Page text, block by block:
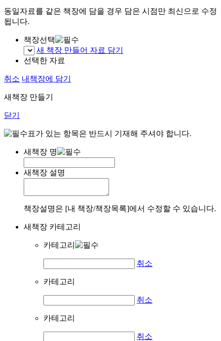
동일자료를 같은 책장에 담을 경우 담은 시점만 최신으로 수정
됩니다.
책장선택
새 책장 만들어 자료 담기
선택한 자료
취소 내책장에 담기
새책장 만들기
닫기
표가 있는 항목은 반드시 기재해 주셔야 합니다.
새책장 명
새책장 설명
책장설명은 [내 책장/책장목록]에서 수정할 수 있습니다.
새책장 카테고리
카테고리
취소
카테고리
취소
카테고리
취소